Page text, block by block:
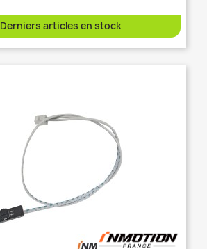
Derniers articles en stock